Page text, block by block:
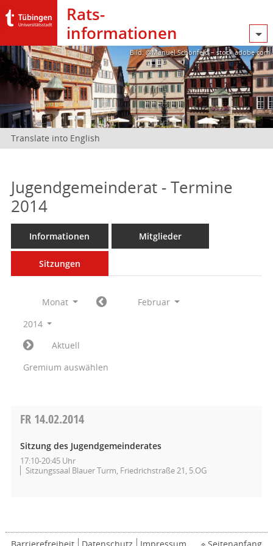
Rats­
informationen
Bild: @Manuel Schönfeld – stock.adobe.com
Translate into English
Jugendgemeinderat - Termine
2014
Informationen Mitglieder
Sitzungen
Monat
Februar
2014
Aktuell
Gremium auswählen
FR 14.02.2014
Sitzung des Jugendgemeinderates
17:10-20:45 Uhr
Sitzungssaal Blauer Turm, Friedrichstraße 21, 5.OG